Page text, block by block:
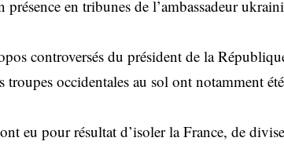
en tribunes de l’ambassadeur
controversés du président de la
occidentales au sol ont notamment
eu pour résultat d’isoler la France, de